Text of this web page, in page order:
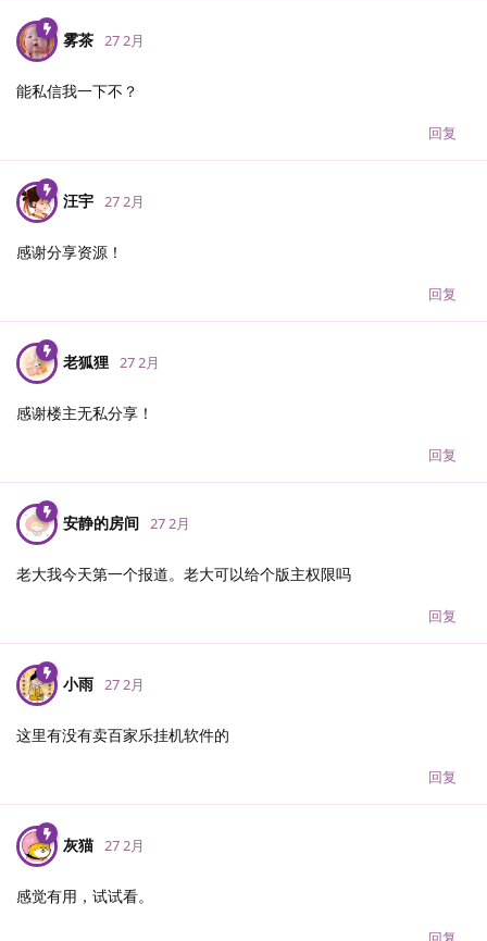
雾茶 27 2月
能私信我一下不？
回复
汪宇 27 2月
感谢分享资源！
回复
老狐狸 27 2月
感谢楼主无私分享！
回复
安静的房间 27 2月
老大我今天第一个报道。老大可以给个版主权限吗
回复
小雨 27 2月
这里有没有卖百家乐挂机软件的
回复
灰猫 27 2月
感觉有用，试试看。